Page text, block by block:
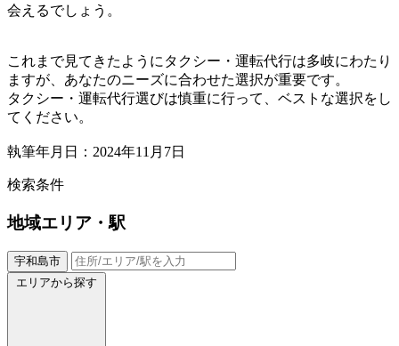
会えるでしょう。
これまで見てきたようにタクシー・運転代行は多岐にわたり
ますが、あなたのニーズに合わせた選択が重要です。
タクシー・運転代行選びは慎重に行って、ベストな選択をし
てください。
執筆年月日：2024年11月7日
検索条件
地域エリア・駅
宇和島市
エリアから探す